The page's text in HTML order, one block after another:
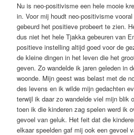
Nu is neo-positivisme een hele mooie
in. Voor mij houdt neo-positivisme
gebeurd het positieve probeert te zien.
dus niet het hele Tjakka gebeuren van
positieve instelling altijd goed voor de
de kleine dingen in het leven die het
geven. Zo wandelde ik jaren geleden in
woonde. Mijn geest was belast met de
des levens en ik wilde mijn gedachten
terwijl ik daar zo wandelde viel mijn blik
toen ik die kinderen zag spelen werd ik
gevoel van geluk. Het feit dat die
elkaar speelden gaf mij ook een gevoel